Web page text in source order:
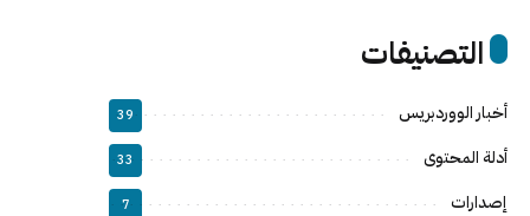
التصنيفات
أخبار الووردبريس 39
أدلة المحتوى 33
إصدارات 7